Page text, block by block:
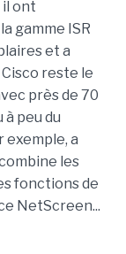
il ont
gamme ISR
et a
Cisco reste le
près de 70
peu du
exemple, a
les
fonctions de
NetScreen...